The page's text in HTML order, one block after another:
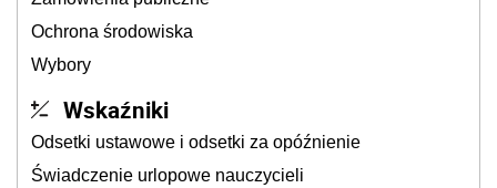
Ochrona środowiska
Wybory
Wskaźniki
Odsetki ustawowe i odsetki za opóźnienie
Świadczenie urlopowe nauczycieli